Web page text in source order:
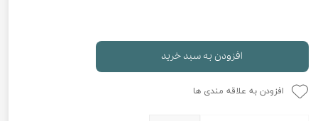
افزودن به سبد خرید
افزودن به علاقه مندی ها